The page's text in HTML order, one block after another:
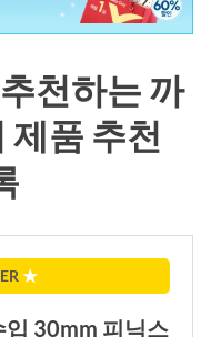
천하는 까
제품 추천
★
입 30mm 피닉스